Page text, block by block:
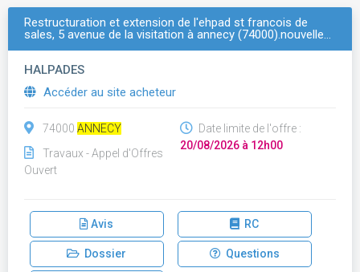
Restructuration et extension de l'ehpad st francois de
sales, 5 avenue de la visitation à annecy (74000).nouvelle…
HALPADES
Accéder au site acheteur
74000 ANNECY
Travaux - Appel d'Offres
Ouvert
Date limite de l'offre :
20/08/2026 à 12h00
Avis RC
Dossier Questions